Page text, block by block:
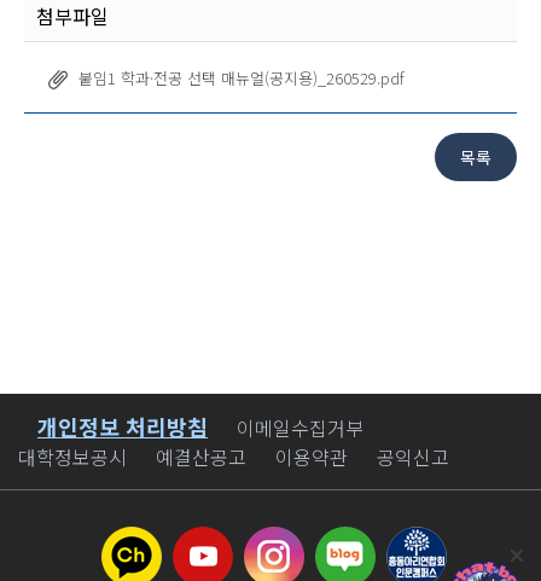
첨부파일
붙임1 학과·전공 선택 매뉴얼(공지용)_260529.pdf
바로가기
개인정보 처리방침
이메일수집거부
대학정보공시
예결산공고 이용약관 공익신고